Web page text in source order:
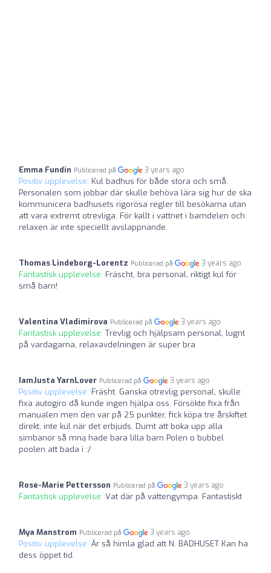
Emma Fundin Publicerad på 3 years ago
Positiv upplevelse: Kul badhus för både stora och små.
Personalen som jobbar där skulle behöva lära sig hur de ska
kommunicera badhusets rigorösa regler till besökarna utan
att vara extremt otrevliga. För kallt i vattnet i barndelen och
relaxen är inte speciellt avslappnande.
Thomas Lindeborg-Lorentz Publicerad på 3 years ago
Fantastisk upplevelse: Fräscht, bra personal, riktigt kul för
små barn!
Valentina Vladimirova Publicerad på 3 years ago
Fantastisk upplevelse: Trevlig och hjälpsam personal, lugnt
på vardagarna, relaxavdelningen är super bra
IamJusta YarnLover Publicerad på 3 years ago
Positiv upplevelse: Fräsht. Ganska otrevlig personal, skulle
fixa autogiro då kunde ingen hjälpa oss. Försökte fixa från
manualen men den var på 25 punkter, fick köpa tre årskiftet
direkt, inte kul när det erbjuds. Dumt att boka upp alla
simbanor så mną hade bara lilla barn Polen o bubbel
poolen att bada i :/
Rose-Marie Pettersson Publicerad på 3 years ago
Fantastisk upplevelse: Vat där på vattengympa. Fantastiskt
Mya Manstrom Publicerad på 3 years ago
Positiv upplevelse: Är så himla glad att N. BADHUSET Kan ha
dess öppet tid.